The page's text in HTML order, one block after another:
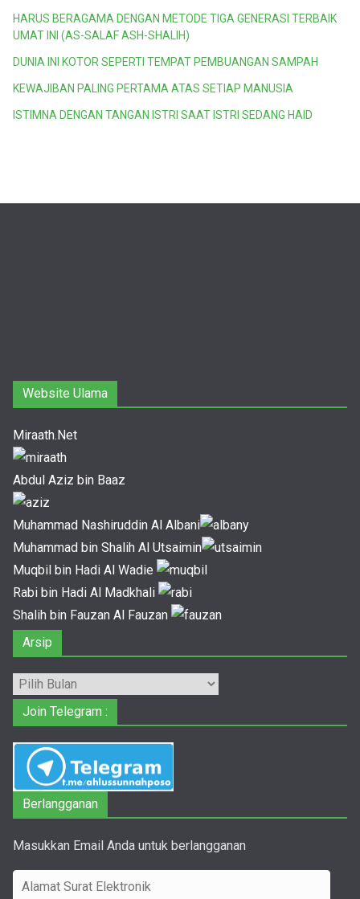
HARUS BERAGAMA DENGAN METODE TIGA GENERASI TERBAIK
UMAT INI (AS-SALAF ASH-SHALIH)
DUNIA INI KOTOR SEPERTI TEMPAT PEMBUANGAN SAMPAH
KEWAJIBAN PALING PERTAMA ATAS SETIAP MANUSIA
ISTIMNA DENGAN TANGAN ISTRI SAAT ISTRI SEDANG HAID
Website Ulama
Miraath.Net
Abdul Aziz bin Baaz
Muhammad Nashiruddin Al Albani
Muhammad bin Shalih Al Utsaimin
Muqbil bin Hadi Al Wadie
Rabi bin Hadi Al Madkhali
Shalih bin Fauzan Al Fauzan
Arsip
Arsip
Join Telegram :
Berlangganan
Masukkan Email Anda untuk berlangganan